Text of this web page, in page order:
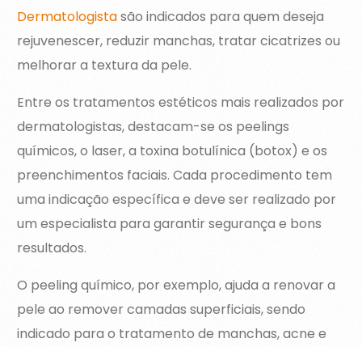
Dermatologistasão indicados para quem deseja
rejuvenescer, reduzir manchas, tratar cicatrizes ou
melhorar a textura da pele.
Entre os tratamentos estéticos mais realizados por
dermatologistas, destacam-se os peelings
químicos, o laser, a toxina botulínica (botox) e os
preenchimentos faciais. Cada procedimento tem
uma indicação específica e deve ser realizado por
um especialista para garantir segurança e bons
resultados.
O peeling químico, por exemplo, ajuda a renovar a
pele ao remover camadas superficiais, sendo
indicado para o tratamento de manchas, acne e